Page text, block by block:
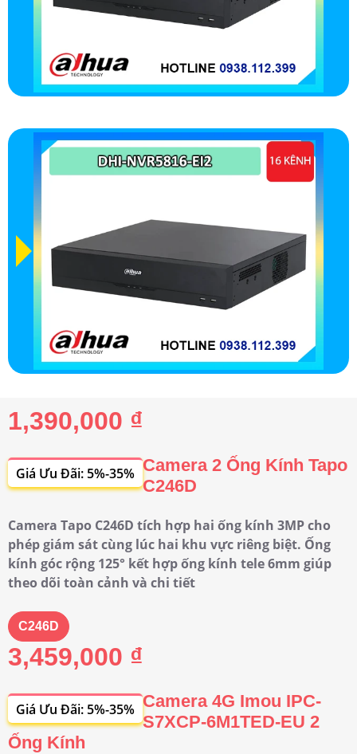
1,390,000 ₫
Giá Ưu Đãi: 5%-35% Camera 2 Ống Kính Tapo
C246D
Camera Tapo C246D tích hợp hai ống kính 3MP cho
phép giám sát cùng lúc hai khu vực riêng biệt. Ống
kính góc rộng 125° kết hợp ống kính tele 6mm giúp
theo dõi toàn cảnh và chi tiết
C246D
3,459,000 ₫
Giá Ưu Đãi: 5%-35% Camera 4G Imou IPC-
S7XCP-6M1TED-EU 2
Ống Kính